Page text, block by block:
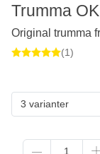
3 varianter
Trumma
Original trumma
(1)